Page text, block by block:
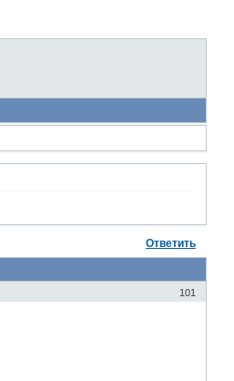
Ответить
101